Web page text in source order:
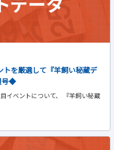
トを厳選して『羊飼い秘蔵デ
号◆
イベントについて、 『羊飼い秘蔵